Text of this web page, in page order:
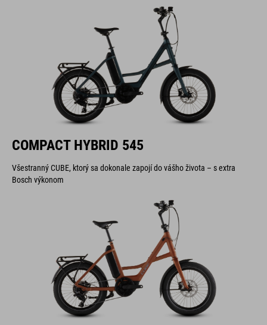
COMPACT HYBRID 545
Všestranný CUBE, ktorý sa dokonale zapojí do vášho života – s extra
Bosch výkonom